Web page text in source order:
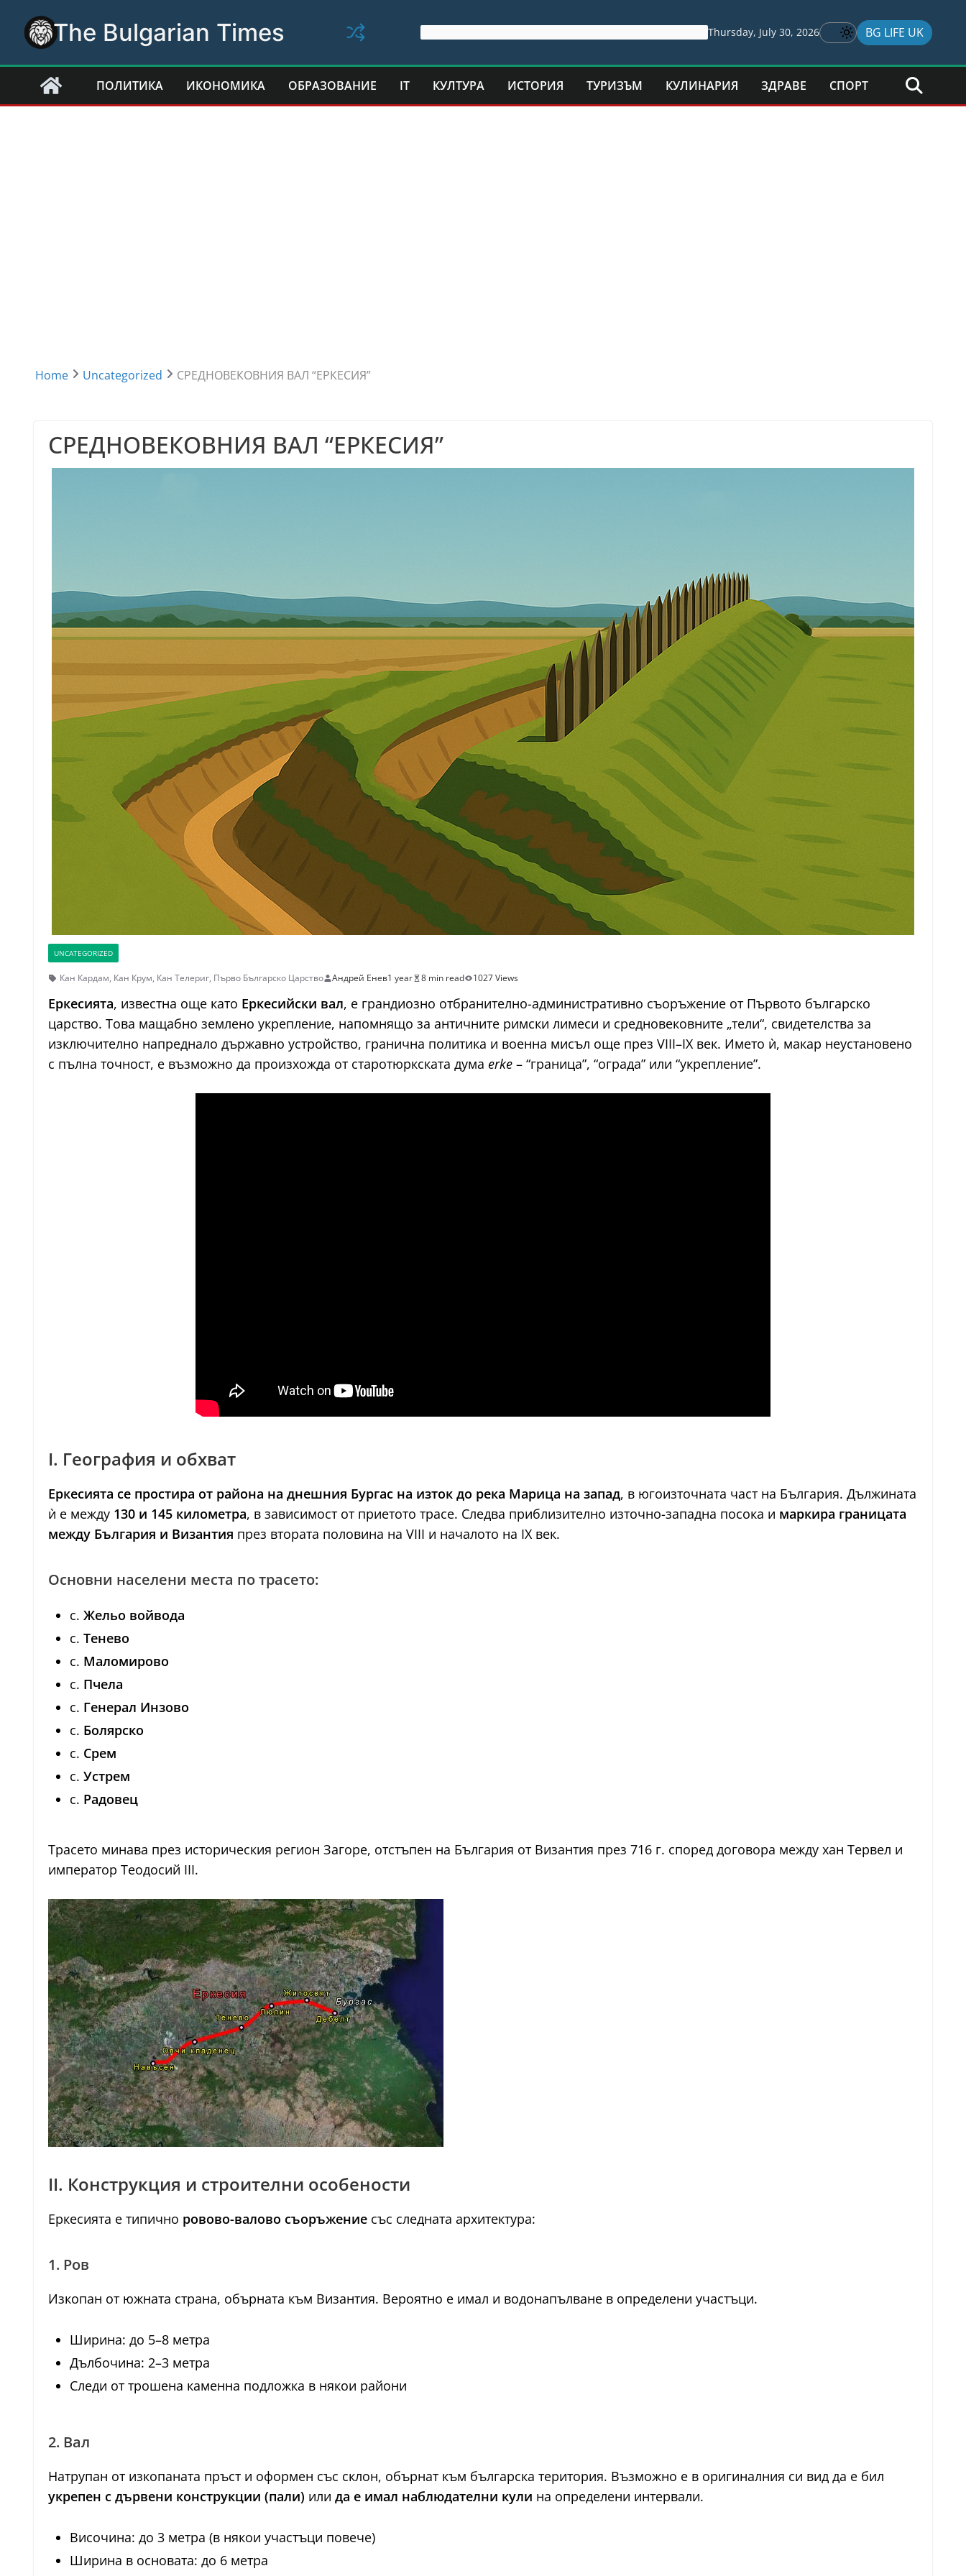
content
The Bulgarian Times Thursday, July 30, 2026 BG LIFE UK
ПОЛИТИКА ИКОНОМИКА ОБРАЗОВАНИЕ IT КУЛТУРА ИСТОРИЯ ТУРИЗЪМ КУЛИНАРИЯ ЗДРАВЕ СПОРТ
Home Uncategorized СРЕДНОВЕКОВНИЯ ВАЛ “ЕРКЕСИЯ”
СРЕДНОВЕКОВНИЯ ВАЛ “ЕРКЕСИЯ”
UNCATEGORIZED
Кан Кардам, Кан Крум, Кан Телериг, Първо Българско Царство Андрей Енев1 year 8 min read 1027 Views
Еркесията, известна още като Еркесийски вал, е грандиозно отбранително-административно съоръжение от Първото българско
царство. Това мащабно землено укрепление, напомнящо за античните римски лимеси и средновековните „тели“, свидетелства за
изключително напреднало държавно устройство, гранична политика и военна мисъл още през VIII–IX век. Името ѝ, макар неустановено
с пълна точност, е възможно да произхожда от старотюркската дума erke – “граница”, “ограда” или “укрепление”.
I. География и обхват
Еркесията се простира от района на днешния Бургас на изток до река Марица на запад, в югоизточната част на България. Дължината
ѝ е между 130 и 145 километра, в зависимост от приетото трасе. Следва приблизително източно-западна посока и маркира границата
между България и Византия през втората половина на VIII и началото на IX век.
Основни населени места по трасето:
с. Жельо войвода
с. Тенево
с. Маломирово
с. Пчела
с. Генерал Инзово
с. Болярско
с. Срем
с. Устрем
с. Радовец
Трасето минава през историческия регион Загоре, отстъпен на България от Византия през 716 г. според договора между хан Тервел и
император Теодосий III.
II. Конструкция и строителни особености
Еркесията е типично ровово-валово съоръжение със следната архитектура:
1. Ров
Изкопан от южната страна, обърната към Византия. Вероятно е имал и водонапълване в определени участъци.
Ширина: до 5–8 метра
Дълбочина: 2–3 метра
Следи от трошена каменна подложка в някои райони
2. Вал
Натрупан от изкопаната пръст и оформен със склон, обърнат към българска територия. Възможно е в оригиналния си вид да е бил
укрепен с дървени конструкции (пали) или да е имал наблюдателни кули на определени интервали.
Височина: до 3 метра (в някои участъци повече)
Ширина в основата: до 6 метра